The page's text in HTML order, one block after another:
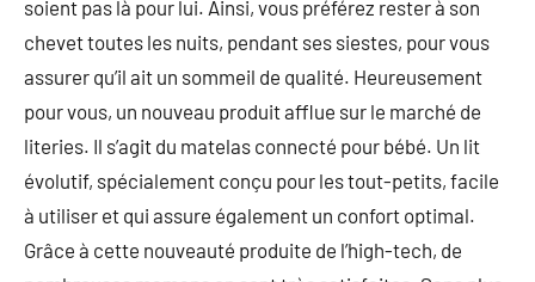
soient pas là pour lui. Ainsi, vous préférez rester à son
chevet toutes les nuits, pendant ses siestes, pour vous
assurer qu’il ait un sommeil de qualité. Heureusement
pour vous, un nouveau produit afflue sur le marché de
literies. Il s’agit du matelas connecté pour bébé. Un lit
évolutif, spécialement conçu pour les tout-petits, facile
à utiliser et qui assure également un confort optimal.
Grâce à cette nouveauté produite de l’high-tech, de